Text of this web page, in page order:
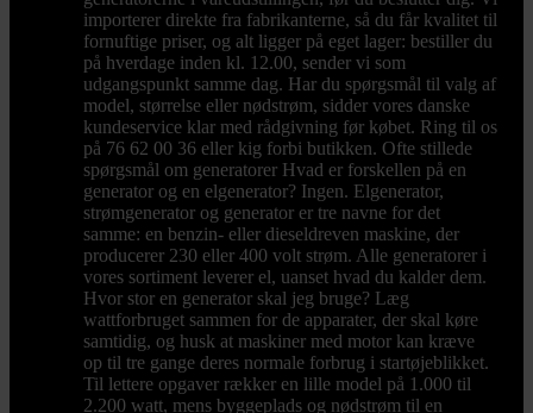
importerer direkte fra fabrikanterne, så du får kvalitet til
fornuftige priser, og alt ligger på eget lager: bestiller du
på hverdage inden kl. 12.00, sender vi som
udgangspunkt samme dag. Har du spørgsmål til valg af
model, størrelse eller nødstrøm, sidder vores danske
kundeservice klar med rådgivning før købet. Ring til os
på 76 62 00 36 eller kig forbi butikken. Ofte stillede
spørgsmål om generatorer Hvad er forskellen på en
generator og en elgenerator? Ingen. Elgenerator,
strømgenerator og generator er tre navne for det
samme: en benzin- eller dieseldreven maskine, der
producerer 230 eller 400 volt strøm. Alle generatorer i
vores sortiment leverer el, uanset hvad du kalder dem.
Hvor stor en generator skal jeg bruge? Læg
wattforbruget sammen for de apparater, der skal køre
samtidig, og husk at maskiner med motor kan kræve
op til tre gange deres normale forbrug i startøjeblikket.
Til lettere opgaver rækker en lille model på 1.000 til
2.200 watt, mens byggeplads og nødstrøm til en